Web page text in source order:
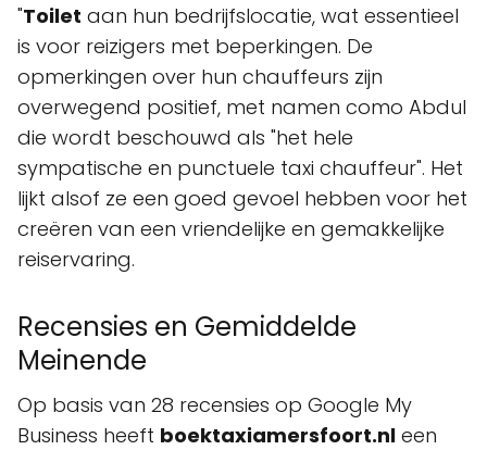
"Toilet aan hun bedrijfslocatie, wat essentieel
is voor reizigers met beperkingen. De
opmerkingen over hun chauffeurs zijn
overwegend positief, met namen como Abdul
die wordt beschouwd als "het hele
sympatische en punctuele taxi chauffeur". Het
lijkt alsof ze een goed gevoel hebben voor het
creëren van een vriendelijke en gemakkelijke
reiservaring.
Recensies en Gemiddelde
Meinende
Op basis van 28 recensies op Google My
Business heeft boektaxiamersfoort.nl een